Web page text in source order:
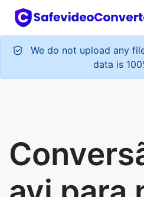
We do not upload any
data is